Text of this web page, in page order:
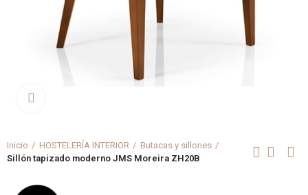
Inicio HOSTELERÍA INTERIOR
Butacas y sillones
Sillón tapizado moderno JMS Moreira ZH20B